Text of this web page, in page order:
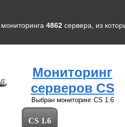
4862 сервера , из
Мониторинг
серверов CS
Выбран мониторинг CS 1.6
CS 1.6